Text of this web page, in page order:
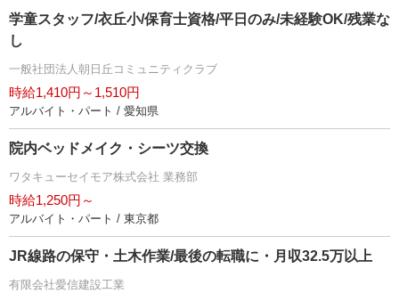
学童スタッフ/衣丘小/保育士資格/平日のみ/未経験OK/残業な
し
一般社団法人朝日丘コミュニティクラブ
時給1,410円～1,510円
アルバイト・パート / 愛知県
院内ベッドメイク・シーツ交換
ワタキューセイモア株式会社 業務部
時給1,250円～
アルバイト・パート / 東京都
JR線路の保守・土木作業/最後の転職に・月収32.5万以上
有限会社愛信建設工業